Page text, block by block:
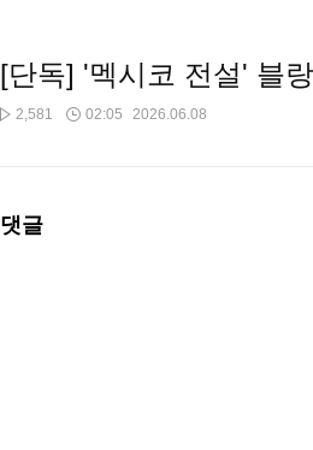
[단독] '멕시코 전설' 블
2,581 02:05 2026.06.08
댓글